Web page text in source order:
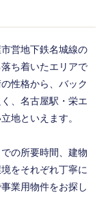
営地下鉄名城線の
ち着いたエリアで
性格から、バック
、名古屋駅・栄エ
地といえます。
の所要時間、建物
をそれぞれ丁寧に
業用物件をお探し